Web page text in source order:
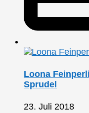
Loona
Sprudel
23. Juli 2018